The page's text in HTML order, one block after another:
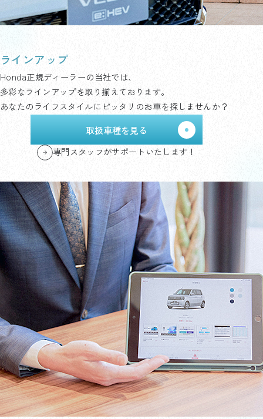
ラインアップ
Honda正規ディーラーの当社では、
多彩なラインアップを取り揃えております。
あなたのライフスタイルにピッタリのお車を探しませんか？
取扱車種を見る
専門スタッフがサポートいたします！